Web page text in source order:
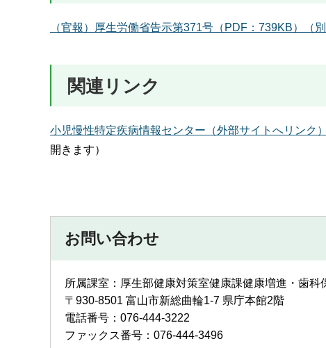
（官報）厚生労働省告示第371号（PDF：739KB）（
関連リンク
小児慢性特定疾病情報センター（外部サイトへリンク
開きます）
お問い合わせ
所属課室：厚生部健康対策室健康課健康増進・歯科
〒930-8501 富山市新総曲輪1-7 県庁本館2階
電話番号：076-444-3222
ファックス番号：076-444-3496